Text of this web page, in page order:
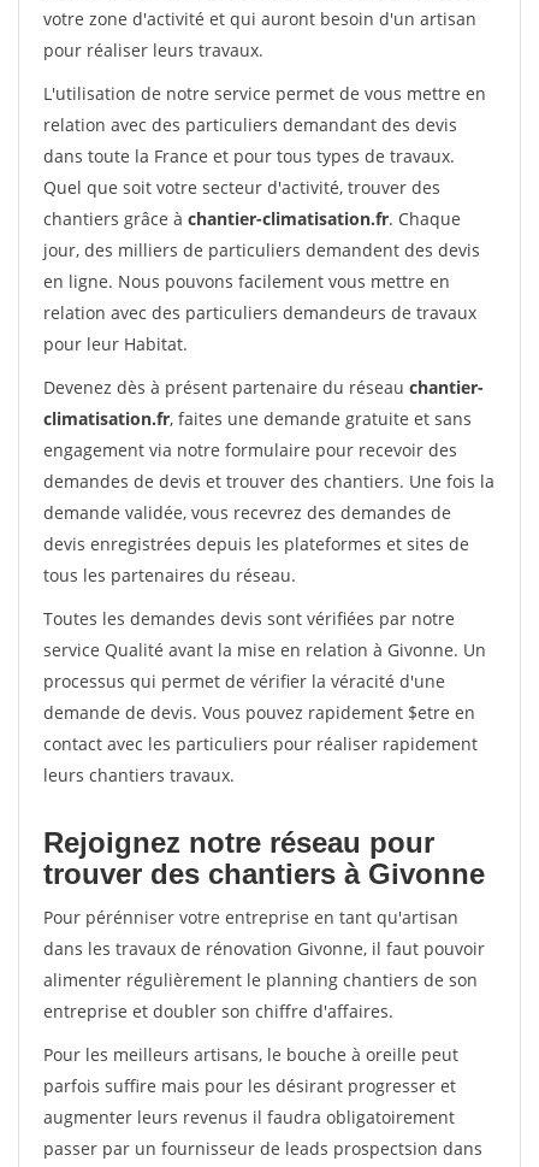
votre zone d'activité et qui auront besoin d'un artisan
pour réaliser leurs travaux.
L'utilisation de notre service permet de vous mettre en
relation avec des particuliers demandant des devis
dans toute la France et pour tous types de travaux.
Quel que soit votre secteur d'activité, trouver des
chantiers grâce à chantier-climatisation.fr. Chaque
jour, des milliers de particuliers demandent des devis
en ligne. Nous pouvons facilement vous mettre en
relation avec des particuliers demandeurs de travaux
pour leur Habitat.
Devenez dès à présent partenaire du réseau chantier-
climatisation.fr, faites une demande gratuite et sans
engagement via notre formulaire pour recevoir des
demandes de devis et trouver des chantiers. Une fois la
demande validée, vous recevrez des demandes de
devis enregistrées depuis les plateformes et sites de
tous les partenaires du réseau.
Toutes les demandes devis sont vérifiées par notre
service Qualité avant la mise en relation à Givonne. Un
processus qui permet de vérifier la véracité d'une
demande de devis. Vous pouvez rapidement $etre en
contact avec les particuliers pour réaliser rapidement
leurs chantiers travaux.
Rejoignez notre réseau pour
trouver des chantiers à Givonne
Pour pérénniser votre entreprise en tant qu'artisan
dans les travaux de rénovation Givonne, il faut pouvoir
alimenter régulièrement le planning chantiers de son
entreprise et doubler son chiffre d'affaires.
Pour les meilleurs artisans, le bouche à oreille peut
parfois suffire mais pour les désirant progresser et
augmenter leurs revenus il faudra obligatoirement
passer par un fournisseur de leads prospectsion dans